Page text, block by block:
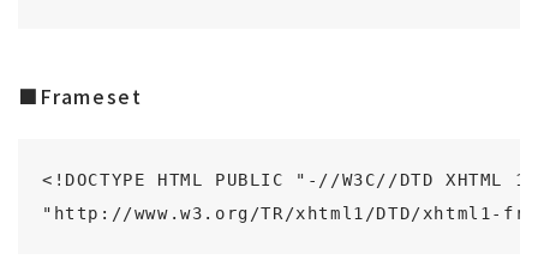
■Frameset
<!DOCTYPE HTML PUBLIC "-//W3C//DTD XHTML
"http://www.w3.org/TR/xhtml1/DTD/xhtml1-